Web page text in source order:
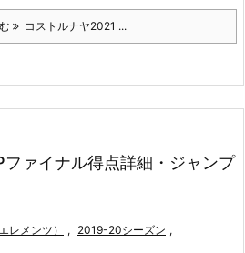
コストルナヤ2021 ...
ァイナル得点詳細・ジャンプ
レメンツ） , 2019-20シーズン ,